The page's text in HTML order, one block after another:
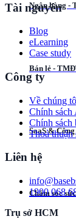
Ngân hàng -
Bán lẻ -
SaaS &
Chăm sóc
Tài nguyên
Blog
eLearning
Case study
Công ty
Về chúng
Chính sách
Chính
Thoả thuận
Liên hệ
1​9​0​0​ ​0​6​8​
Trụ sở HCM